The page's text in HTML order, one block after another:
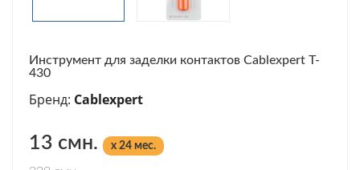
Инструмент для заделки контактов Cablexpert T-
430
Бренд: Cablexpert
13 смн. x 24 мес.